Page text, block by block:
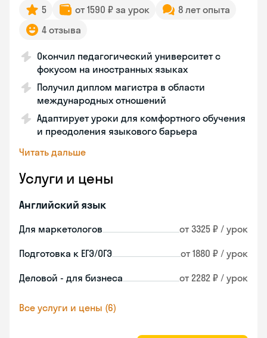
5 от 1590 ₽ за урок
8 лет опыта
4 отзыва
Окончил педагогический университет с
фокусом на иностранных языках
Получил диплом магистра в области
международных отношений
Адаптирует уроки для комфортного обучения
и преодоления языкового барьера
Читать дальше
Услуги и цены
Английский язык
Для маркетологов от 3325 ₽ / урок
Подготовка к ЕГЭ/ОГЭ от 1880 ₽ / урок
Деловой - для бизнеса от 2282 ₽ / урок
Все услуги и цены (6)